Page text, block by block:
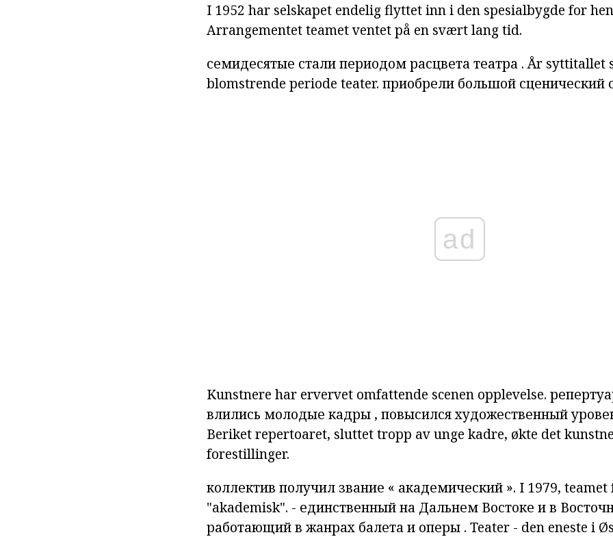
I 1952 har selskapet endelig flyttet inn i den spesialbygde for
Arrangementet teamet ventet på en svært lang tid.
семидесятые сталипериодомрасцветатеатра . År syttitallet
blomstrende periode teater. приобрели большой сценический
ad
Kunstnere har ervervet omfattende scenen opplevelse.
влились молодые кадры , повысилсяхудожественный
Beriketrepertoaret, sluttettropp avunge kadre, økte det
forestillinger.
коллектив получил звание « академический ». I 1979, teamet
"akademisk". - единственный на Дальнем Востоке и в
работающий в жанрах балетаи оперы . Teater - den eneste i